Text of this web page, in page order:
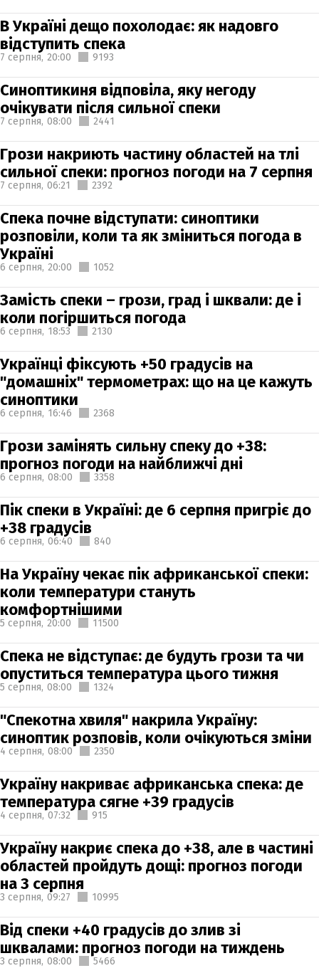
В Україні дещо похолодає: як надовго
відступить спека
7 серпня, 20:00 9193
Синоптикиня відповіла, яку негоду
очікувати після сильної спеки
7 серпня, 08:00 2441
Грози накриють частину областей на тлі
сильної спеки: прогноз погоди на 7 серпня
7 серпня, 06:21 2392
Спека почне відступати: синоптики
розповіли, коли та як зміниться погода в
Україні
6 серпня, 20:00 1052
Замість спеки – грози, град і шквали: де і
коли погіршиться погода
6 серпня, 18:53 2130
Українці фіксують +50 градусів на
"домашніх" термометрах: що на це кажуть
синоптики
6 серпня, 16:46 2368
Грози замінять сильну спеку до +38:
прогноз погоди на найближчі дні
6 серпня, 08:00 3358
Пік спеки в Україні: де 6 серпня пригріє до
+38 градусів
6 серпня, 06:40 840
На Україну чекає пік африканської спеки:
коли температури стануть
комфортнішими
5 серпня, 20:00 11500
Спека не відступає: де будуть грози та чи
опуститься температура цього тижня
5 серпня, 08:00 1324
"Спекотна хвиля" накрила Україну:
синоптик розповів, коли очікуються зміни
4 серпня, 08:00 2350
Україну накриває африканська спека: де
температура сягне +39 градусів
4 серпня, 07:32 915
Україну накриє спека до +38, але в частині
областей пройдуть дощі: прогноз погоди
на 3 серпня
3 серпня, 09:27 10995
Від спеки +40 градусів до злив зі
шквалами: прогноз погоди на тиждень
3 серпня, 08:00 5466